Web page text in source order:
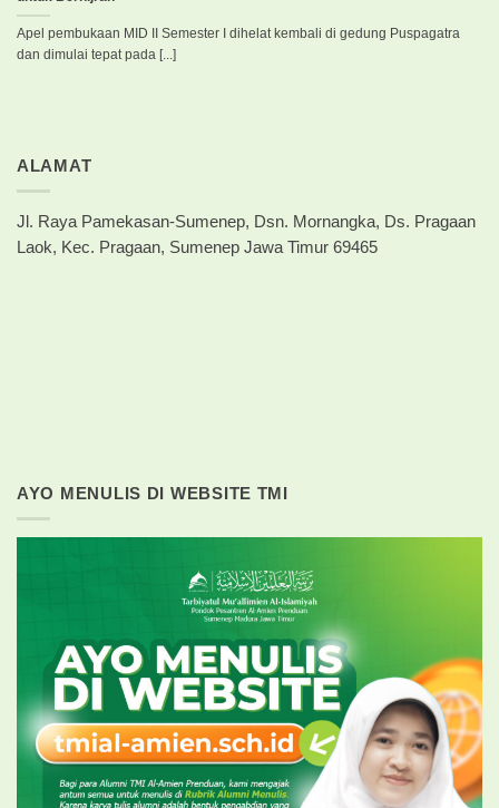
Apel pembukaan MID II Semester I dihelat kembali di gedung Puspagatra
dan dimulai tepat pada [...]
ALAMAT
Jl. Raya Pamekasan-Sumenep, Dsn. Mornangka, Ds. Pragaan
Laok, Kec. Pragaan, Sumenep Jawa Timur 69465
AYO MENULIS DI WEBSITE TMI